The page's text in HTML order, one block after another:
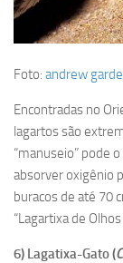
Foto: andrew
Encontradas no
lagartos são
“manuseio” pode
absorver oxigênio
buracos de até 70
“Lagartixa de
6) Lagatixa-Gato (